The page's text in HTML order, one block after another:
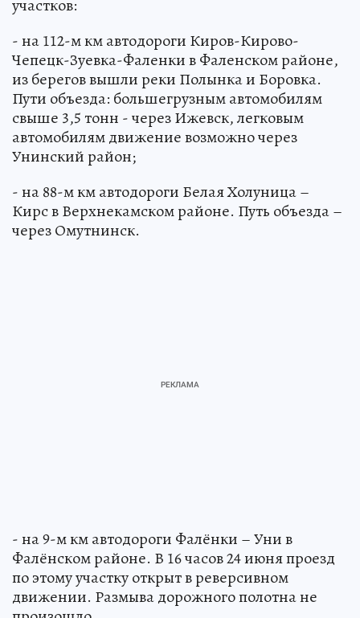
участков:
- на 112-м км автодороги Киров-Кирово-
Чепецк-Зуевка-Фаленки в Фаленском районе,
из берегов вышли реки Полынка и Боровка.
Пути объезда: большегрузным автомобилям
свыше 3,5 тонн - через Ижевск, легковым
автомобилям движение возможно через
Унинский район;
- на 88-м км автодороги Белая Холуница –
Кирс в Верхнекамском районе. Путь объезда –
через Омутнинск.
- на 9-м км автодороги Фалёнки – Уни в
Фалёнском районе. В 16 часов 24 июня проезд
по этому участку открыт в реверсивном
движении. Размыва дорожного полотна не